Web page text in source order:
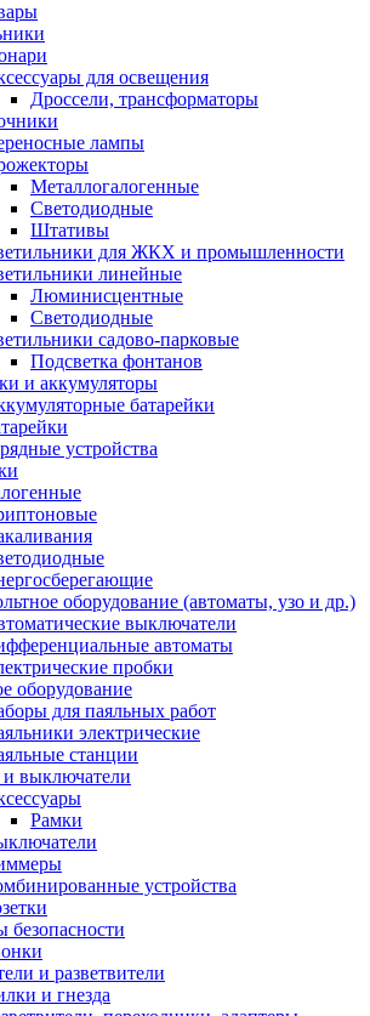
для освещения
Дроссели, трансформаторы
лампы
Металлогалогенные
Светодиодные
Штативы
для ЖКХ и промышленности
линейные
Люминисцентные
Светодиодные
садово-парковые
Подсветка фонтанов
и аккумуляторы
батарейки
устройства
оборудование (автоматы, узо и др.)
выключатели
автоматы
пробки
оборудование
для паяльных работ
электрические
станции
и выключатели
Рамки
устройства
безопасности
и разветвители
и гнезда